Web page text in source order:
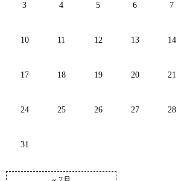
3 4 5 6 7
10 11 12 13 14
17 18 19 20 21
24 25 26 27 28
31